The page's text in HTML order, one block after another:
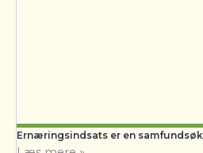
Ernæringsindsats er en